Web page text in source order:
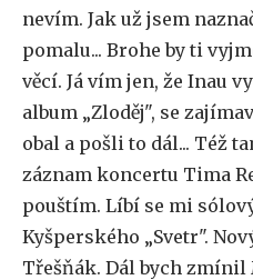
nevím. Jak už jsem
pomalu... Brohe by ti
věcí. Já vím jen, že Inau
album „Zloděj", se
obal a pošli to dál... Též
záznam koncertu Tima
pouštím. Líbí se mi
Kyšperského „Svetr".
Třešňák. Dál bych